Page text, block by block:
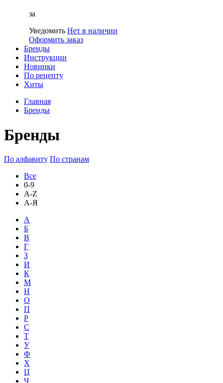
за
Уведомить Нет в наличии
Оформить заказ
Бренды
Инструкции
Новинки
По рецепту
Хиты
Главная
Бренды
Бренды
По алфавиту По странам
Все
0-9
A-Z
А-Я
А
Б
В
Г
З
И
К
М
Н
О
П
Р
С
Т
У
Ф
Х
Ц
Ч